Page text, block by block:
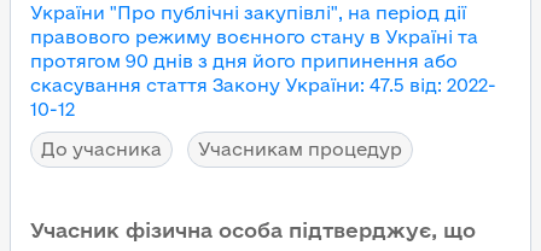
України "Про публічні закупівлі", на період дії
правового режиму воєнного стану в Україні та
протягом 90 днів з дня його припинення або
скасування стаття Закону України: 47.5 від: 2022-
10-12
До учасника
Учасникам процедур
Учасник фізична особа підтверджує, що